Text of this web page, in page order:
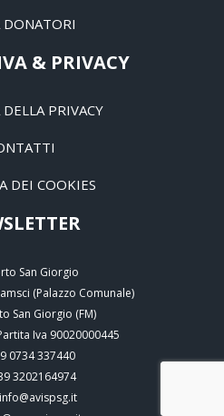
DONATORI
& PRIVACY
PRIVACY
DEI COOKIES
San Giorgio
(Palazzo Comunale)
San Giorgio (FM)
Iva 90020000445
0734 337440
3202164974
info@avispsg.it